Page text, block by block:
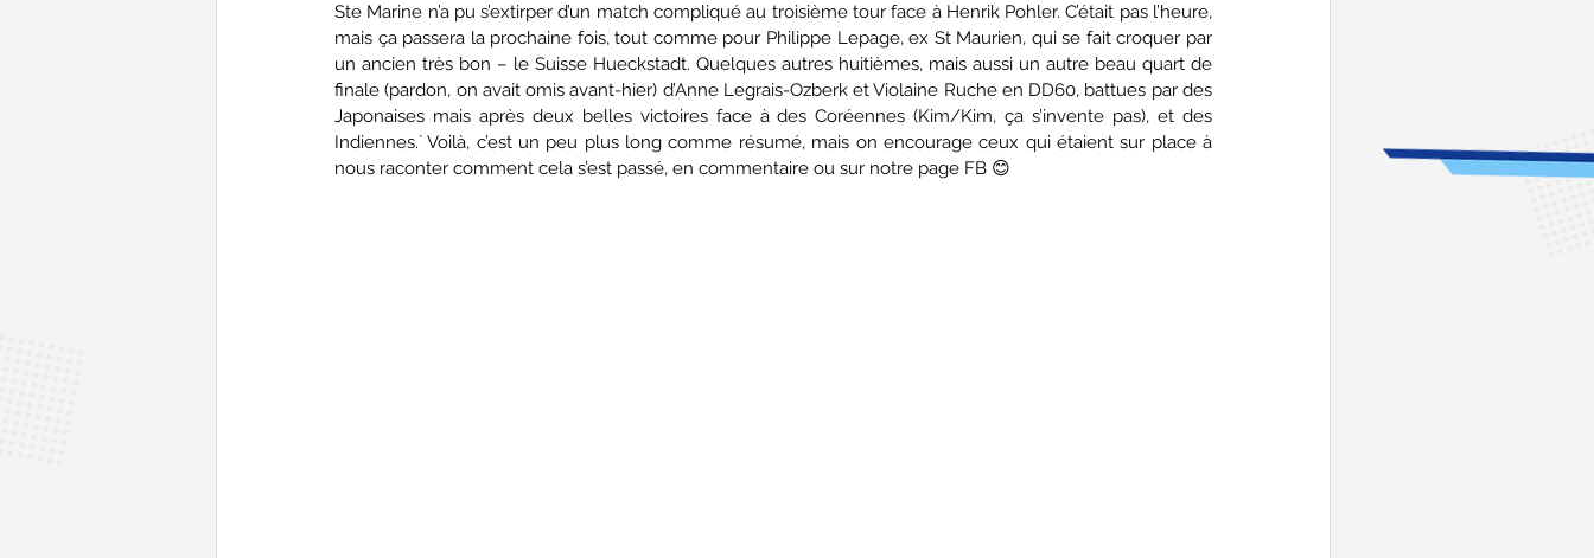
Ste Marine n’a pu s’extirper d’un match compliqué au troisième tour face à Henrik Pohler. C’était pas l’heure,
mais ça passera la prochaine fois, tout comme pour Philippe Lepage, ex St Maurien, qui se fait croquer par
un ancien très bon – le Suisse Hueckstadt. Quelques autres huitièmes, mais aussi un autre beau quart de
finale (pardon, on avait omis avant-hier) d’Anne Legrais-Ozberk et Violaine Ruche en DD60, battues par des
Japonaises mais après deux belles victoires face à des Coréennes (Kim/Kim, ça s’invente pas), et des
Indiennes.` Voilà, c’est un peu plus long comme résumé, mais on encourage ceux qui étaient sur place à
nous raconter comment cela s’est passé, en commentaire ou sur notre page FB 😊